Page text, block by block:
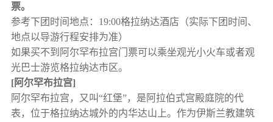
票。
参考下团时间地点：19:00格拉纳达酒店（实际下团时间、
地点以导游行程安排为准）
如果买不到阿尔罕布拉宫门票可以乘坐观光小火车或者观
光巴士游览格拉纳达市区。
[阿尔罕布拉宫]
阿尔罕布拉宫，又叫“红堡”，是阿拉伯式宫殿庭院的代
表，位于格拉纳达城外的内华达山上。作为伊斯兰教建筑